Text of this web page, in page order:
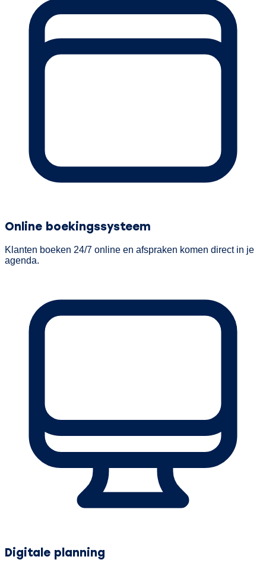
Online boekingssysteem
Klanten boeken 24/7 online en afspraken komen direct in je
agenda.
Digitale planning